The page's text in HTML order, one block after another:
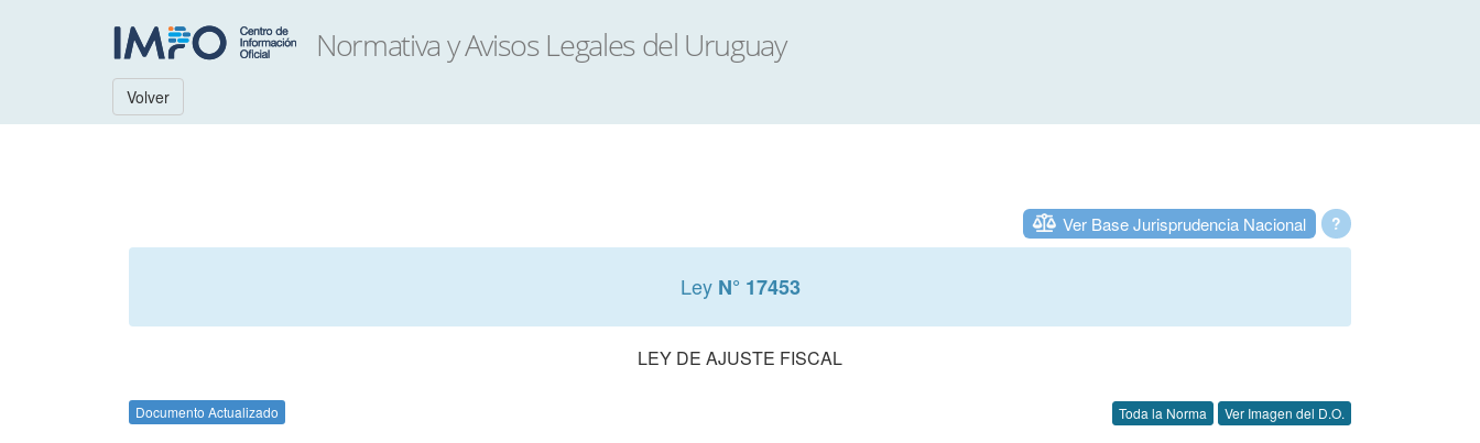
Volver
?
Ver Base Jurisprudencia Nacional
Ley N° 17453
LEY DE AJUSTE FISCAL
Documento Actualizado Toda la Norma Ver Imagen del D.O.